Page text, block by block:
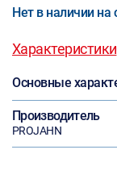
Нет в наличии на
Характеристики
Основные
Производитель
PROJAHN